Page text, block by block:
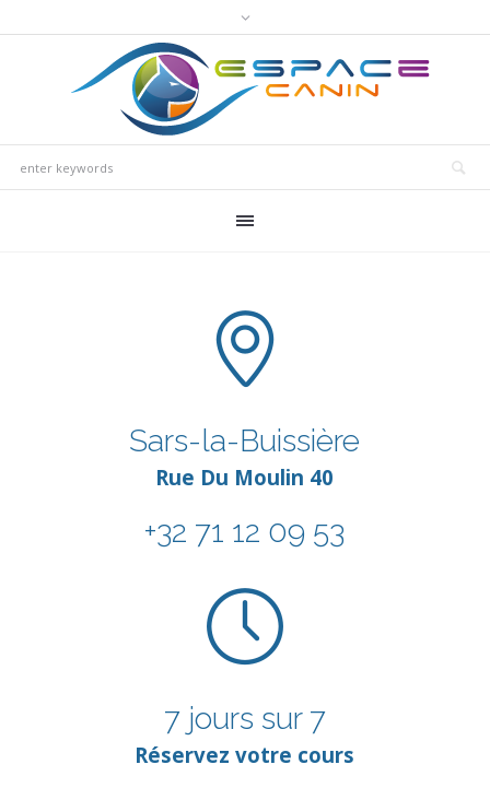
Sars-la-Buissière
Rue Du Moulin 40
+32 71 12 09 53
7 jours sur 7
Réservez votre cours